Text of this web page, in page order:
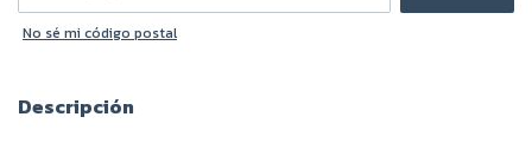
No sé mi código postal
Descripción